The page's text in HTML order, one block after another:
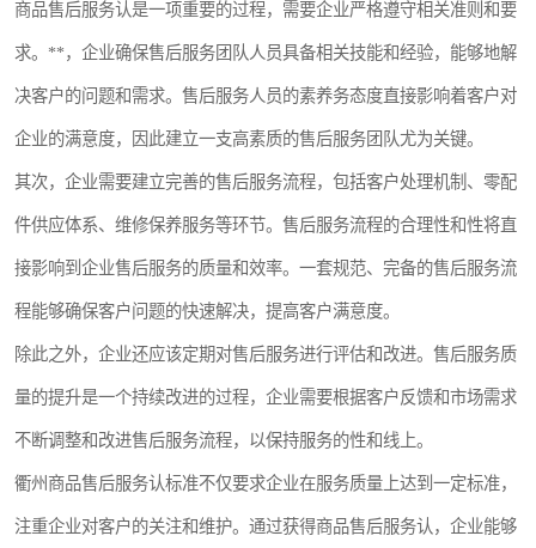
商品售后服务认是一项重要的过程，需要企业严格遵守相关准则和要
求。**，企业确保售后服务团队人员具备相关技能和经验，能够地解
决客户的问题和需求。售后服务人员的素养务态度直接影响着客户对
企业的满意度，因此建立一支高素质的售后服务团队尤为关键。
其次，企业需要建立完善的售后服务流程，包括客户处理机制、零配
件供应体系、维修保养服务等环节。售后服务流程的合理性和性将直
接影响到企业售后服务的质量和效率。一套规范、完备的售后服务流
程能够确保客户问题的快速解决，提高客户满意度。
除此之外，企业还应该定期对售后服务进行评估和改进。售后服务质
量的提升是一个持续改进的过程，企业需要根据客户反馈和市场需求
不断调整和改进售后服务流程，以保持服务的性和线上。
衢州商品售后服务认标准不仅要求企业在服务质量上达到一定标准，
注重企业对客户的关注和维护。通过获得商品售后服务认，企业能够